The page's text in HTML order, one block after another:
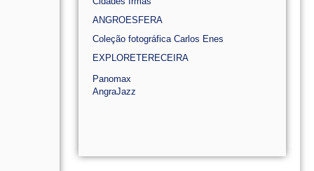
ANGROESFERA
Coleção fotográfica Carlos Enes
EXPLORETERECEIRA
Panomax
AngraJazz